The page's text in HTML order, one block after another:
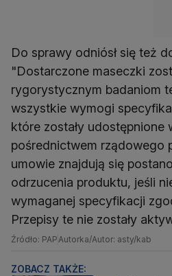
Do sprawy odniósł się też
"Dostarczone maseczki
rygorystycznym badaniom
wszystkie wymogi
które zostały udostępnione
pośrednictwem rządowego
umowie znajdują się
odrzucenia produktu, jeśli
wymaganej specyfikacji
Przepisy te nie zostały
Źródło: PAPAutorka/Autor: asty/kab
ZOBACZ TAKŻE: